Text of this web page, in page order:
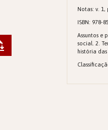
Notas: v. 1,
ISBN: 978-
Assuntos e
social. 2.
história